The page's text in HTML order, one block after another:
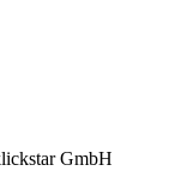
GmbH